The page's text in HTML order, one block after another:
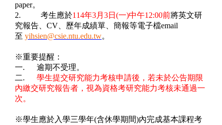
paper。
2. 考生應於114年3月 3日 (一)中午12:00前將英文研
究報告、 CV 、歷年成績單、簡報等電子檔email
至 yihsien@csie.ntu.edu.tw。
※重要提醒：
一. 逾期不受理。
二.
學生提交研究能力考核申請後，若未於公告期限
內繳交研究報告者，視為資格考研究能力考核未通過一
次。
※學生應於入學三學年(含休學期間)內完成基本課程考